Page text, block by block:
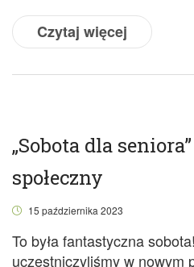
Czytaj więcej
„Sobota dla
społeczny
15 października 2023
To była fantastyczna
uczestniczyliśmy w nowym